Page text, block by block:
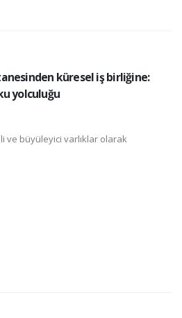
küresel iş birliğine:
yolculuğu
ve büyüleyici varlıklar olarak